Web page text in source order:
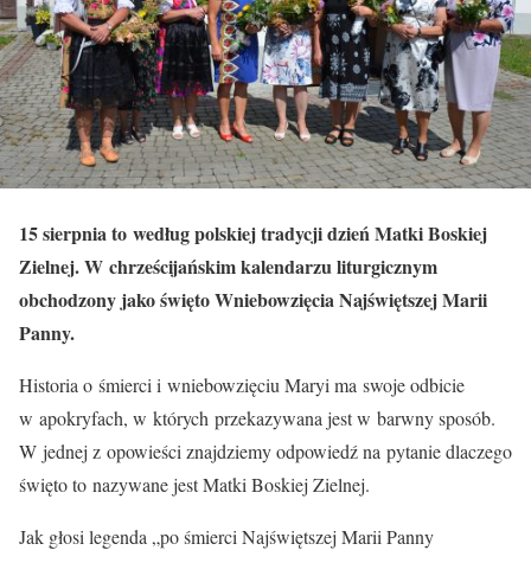
15 sierpnia to według polskiej tradycji dzień Matki Boskiej
Zielnej. W chrześcijańskim kalendarzu liturgicznym
obchodzony jako święto Wniebowzięcia Najświętszej Marii
Panny.
Historia o śmierci i wniebowzięciu Maryi ma swoje odbicie
w apokryfach, w których przekazywana jest w barwny sposób.
W jednej z opowieści znajdziemy odpowiedź na pytanie dlaczego
święto to nazywane jest Matki Boskiej Zielnej.
Jak głosi legenda „po śmierci Najświętszej Marii Panny